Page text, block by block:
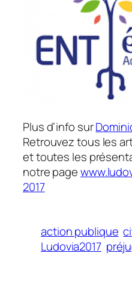
Plus d’info sur
Retrouvez tous les
et toutes les
notre page
2017
action publique
Ludovia2017